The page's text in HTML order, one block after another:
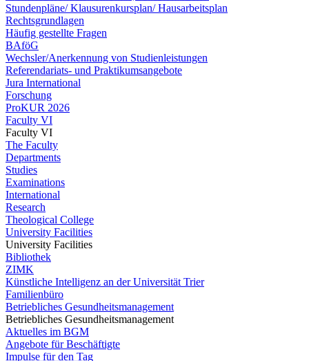
Stundenpläne/ Klausurenkursplan/ Hausarbeitsplan
Rechtsgrundlagen
Häufig gestellte Fragen
BAföG
Wechsler/Anerkennung von Studienleistungen
Referendariats- und Praktikumsangebote
Jura International
Forschung
ProKUR 2026
Faculty VI
Faculty VI
The Faculty
Departments
Studies
Examinations
International
Research
Theological College
University Facilities
University Facilities
Bibliothek
ZIMK
Künstliche Intelligenz an der Universität Trier
Familienbüro
Betriebliches Gesundheitsmanagement
Betriebliches Gesundheitsmanagement
Aktuelles im BGM
Angebote für Beschäftigte
Impulse für den Tag